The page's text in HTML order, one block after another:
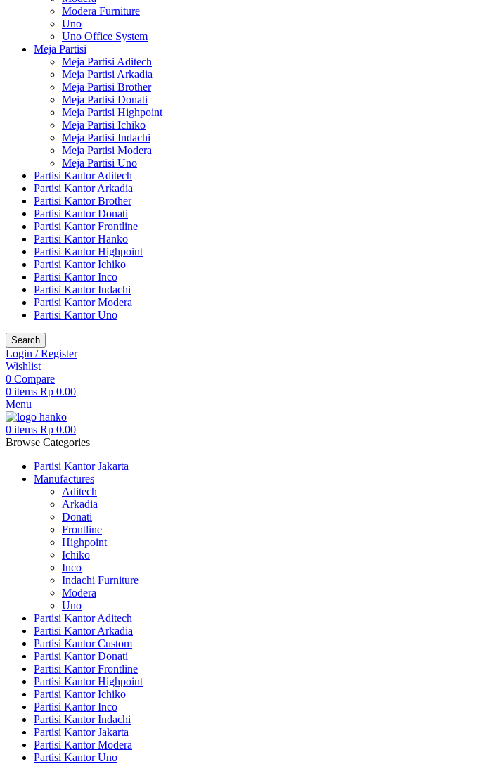
Modera Furniture
Uno
Uno Office System
Meja Partisi
Meja Partisi Aditech
Meja Partisi Arkadia
Meja Partisi Brother
Meja Partisi Donati
Meja Partisi Highpoint
Meja Partisi Ichiko
Meja Partisi Indachi
Meja Partisi Modera
Meja Partisi Uno
Partisi Kantor Aditech
Partisi Kantor Arkadia
Partisi Kantor Brother
Partisi Kantor Donati
Partisi Kantor Frontline
Partisi Kantor Hanko
Partisi Kantor Highpoint
Partisi Kantor Ichiko
Partisi Kantor Inco
Partisi Kantor Indachi
Partisi Kantor Modera
Partisi Kantor Uno
Search
Login / Register
Wishlist
0 Compare
0 items Rp 0.00
Menu
0 items Rp 0.00
Browse Categories
Partisi Kantor Jakarta
Manufactures
Aditech
Arkadia
Donati
Frontline
Highpoint
Ichiko
Inco
Indachi Furniture
Modera
Uno
Partisi Kantor Aditech
Partisi Kantor Arkadia
Partisi Kantor Custom
Partisi Kantor Donati
Partisi Kantor Frontline
Partisi Kantor Highpoint
Partisi Kantor Ichiko
Partisi Kantor Inco
Partisi Kantor Indachi
Partisi Kantor Jakarta
Partisi Kantor Modera
Partisi Kantor Uno